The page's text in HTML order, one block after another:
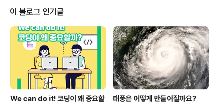
되면서 우리나라도 다양한 문화 배경을 가진 사람들이 증
가하고 있어요. 특히 국제결혼을 통한 이민자가 증가하면
서 다문화 구성하는 가족이 늘고 있는데요. 다문화 가족 구
성원은 서로 언어와 음식, 생활방식의 차이로 문화 갈등을
겪고 있다고 해요. ▲ 다문화 가정의 합동결혼식 모습(출처
: 에듀넷) ■여기서 잠깐!!- 다문화 ..
이 블로그 인기글
We can do it! 코딩이 왜 중요할
태풍은 어떻게 만들어질까요?